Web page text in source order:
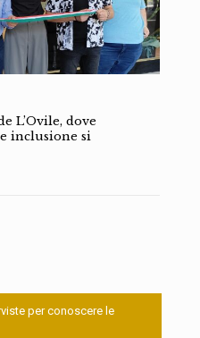
L’Ovile, dove
inclusione si
per conoscere le